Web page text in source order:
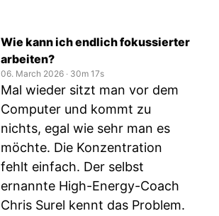
Wie kann ich endlich fokussierter
arbeiten?
06. March 2026 ‧ 30m 17s
Mal wieder sitzt man vor dem
Computer und kommt zu
nichts, egal wie sehr man es
möchte. Die Konzentration
fehlt einfach. Der selbst
ernannte High-Energy-Coach
Chris Surel kennt das Problem.